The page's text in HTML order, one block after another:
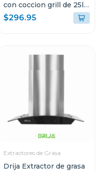
con coccion grill de 25l
sorrento 25l
$296.95
Extractores de Grasa
Drija Extractor de grasa